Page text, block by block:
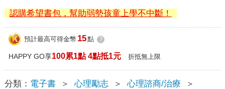
認購希望書包，幫助弱勢孩童上學不中斷！
預計最高可得金幣 15點 ?
HAPPY GO享100累1點 4點抵1元 折抵無上限
分類： 電子書 ＞ 心理勵志 ＞ 心理諮商/治療
＞